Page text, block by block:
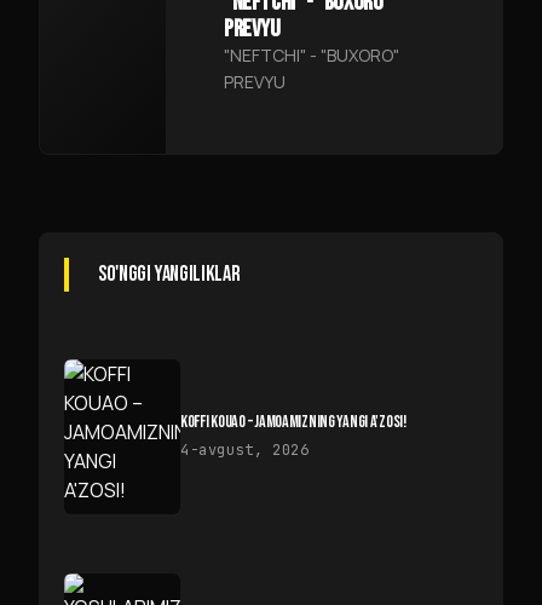
PREVYU
"NEFTCHI" - "BUXORO"
PREVYU
SO'NGGI YANGILIKLAR
KOFFI KOUAO – JAMOAMIZNING YANGI A'ZOSI!
4-avgust, 2026